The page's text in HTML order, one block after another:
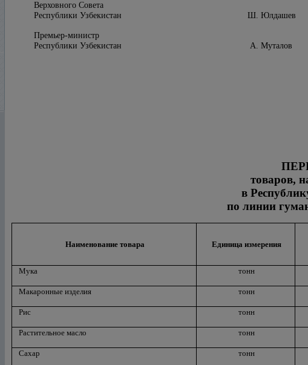
Верховного Совета
Республики Узбекистан Ш. Юлдашев
Премьер-министр
Республики Узбекистан А. Муталов
товаров,
в
по линии
Наименование товара Единица измерения
Мука
тонн
Макаронные изделия тонн
Рис тонн
Растительное масло тонн
Сахар тонн